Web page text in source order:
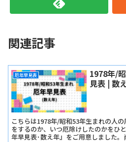
関連記事
厄年早見表
1978年/
見表 | 数
こちらは1978年/昭和53年生まれの人
をするのか、いつ厄除けしたのかをひ
年早見表･数え年』をご用意しました